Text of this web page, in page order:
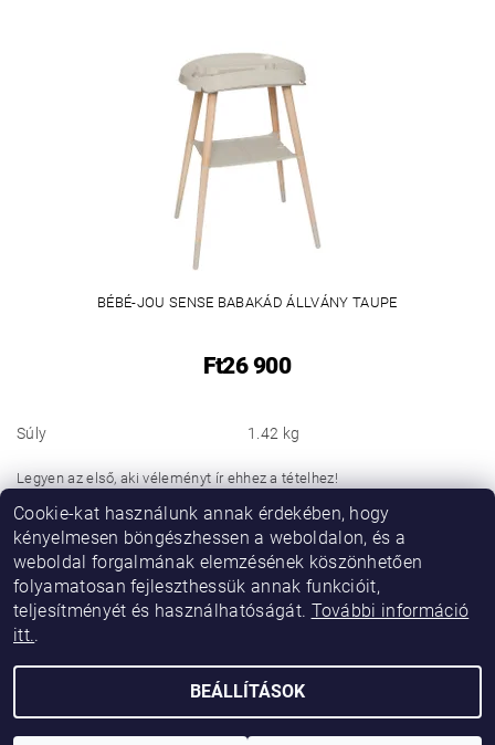
BÉBÉ-JOU SENSE BABAKÁD ÁLLVÁNY TAUPE
Ft26 900
Súly 1.42 kg
Legyen az első, aki véleményt ír ehhez a tételhez!
Hozzászólás hozzáadása
2026 © Vikibaby, minden jog fenntartva.
Cookie-kat használunk annak érdekében, hogy
kényelmesen böngészhessen a weboldalon, és a
weboldal forgalmának elemzésének köszönhetően
folyamatosan fejleszthessük annak funkcióit,
teljesítményét és használhatóságát. További információ
itt..
BEÁLLÍTÁSOK